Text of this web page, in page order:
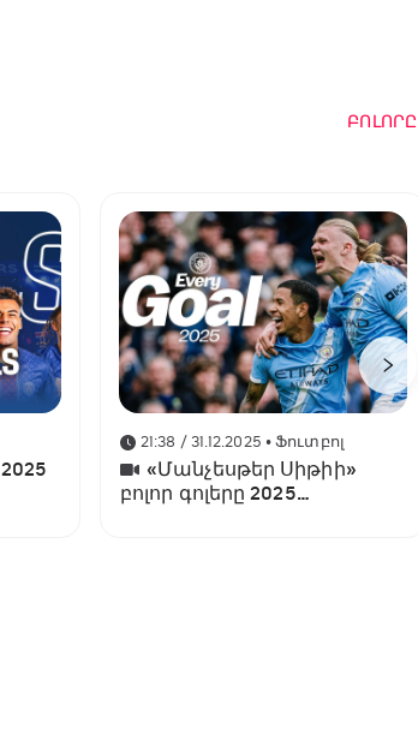
ԲՈԼՈՐԸ
21:38 / 31.12.2025 • Ֆուտբոլ
«Մանչեսթեր Սիթիի»
բոլոր գոլերը 2025